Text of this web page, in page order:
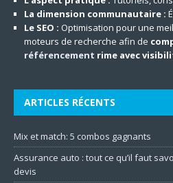
La dimension communautaire :
Le SEO : Optimisation pour une
moteurs de recherche afin de
référencement rime avec
ARTICLES RÉCENTS
Mix et match: 5 combos gagnants
Assurance auto : tout ce qu’il faut
devis